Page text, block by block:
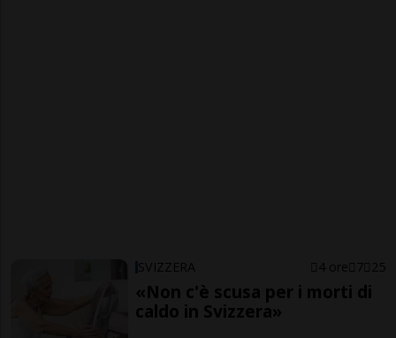
SVIZZERA 4 ore 7 25
«Non c'è scusa per i morti di
caldo in Svizzera»